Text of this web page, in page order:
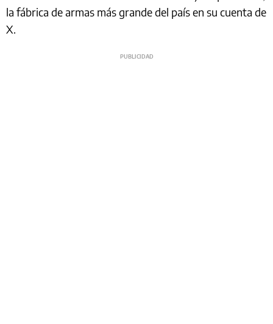
la fábrica de armas más grande del país en su cuenta de
X.